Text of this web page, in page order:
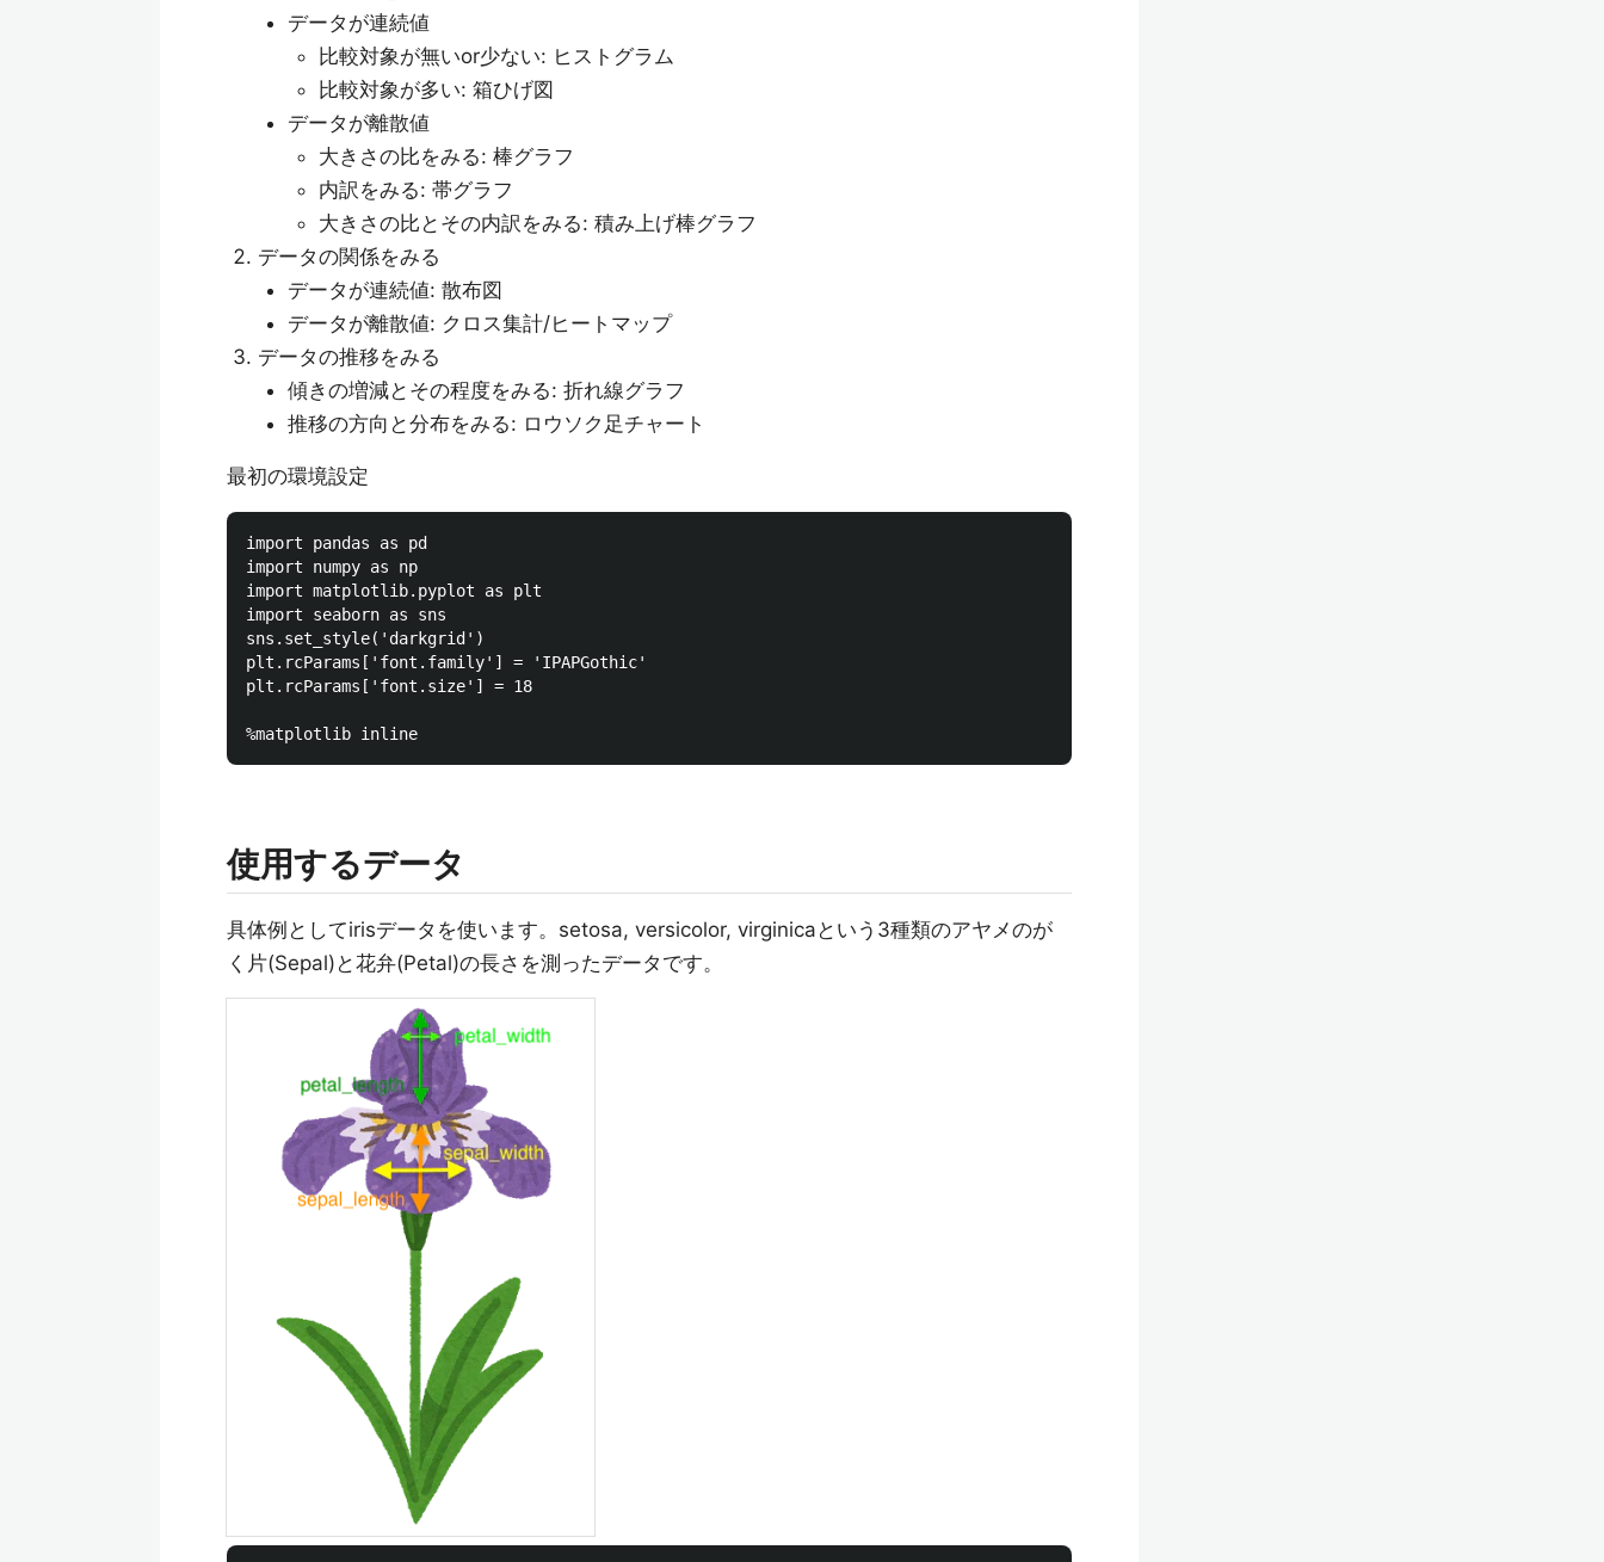
データが連続値
比較対象が無いor少ない: ヒストグラム
比較対象が多い: 箱ひげ図
データが離散値
大きさの比をみる: 棒グラフ
内訳をみる: 帯グラフ
大きさの比とその内訳をみる: 積み上げ棒グラフ
データの関係をみる
データが連続値: 散布図
データが離散値: クロス集計/ヒートマップ
データの推移をみる
傾きの増減とその程度をみる: 折れ線グラフ
推移の方向と分布をみる: ロウソク足チャート
最初の環境設定
import pandas as pd
import numpy as np
import matplotlib.pyplot as plt
import seaborn as sns
sns.set_style('darkgrid')
plt.rcParams['font.family'] = 'IPAPGothic'
plt.rcParams['font.size'] = 18
使用するデータ
具体例としてirisデータを使います。setosa, versicolor, virginicaという3種類のアヤメのが
く片(Sepal)と花弁(Petal)の長さを測ったデータです。